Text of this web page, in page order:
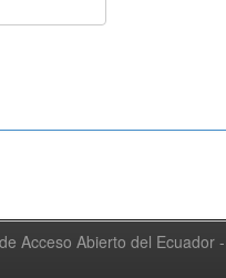
Acceso Abierto del Ecuador